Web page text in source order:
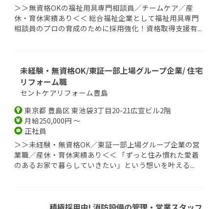
＞＞無資格OKの福祉用具専門相談員／チームケア／産
休・育休実績あり＜＜ 総合福祉企業として福祉用具専門
相談員のプロの育成のために採用強化！資格取得支援有...
未経験・無資格OK/東証一部上場グループ企業/ 住宅
リフォーム職
セントケアリフォーム豊島
東京都 豊島区 東池袋3丁目20-21広宣ビル2階
月給250,000円 ～
正社員
＞＞未経験・無資格OK／東証一部上場グループ企業の営
業職／産休・育休実績あり＜＜ 「ずっと住み慣れた愛着
のあるお家で暮らしていきたい」という想いを叶える...